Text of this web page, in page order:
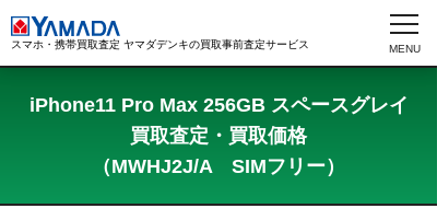
スマホ・携帯買取査定 ヤマダデンキの買取事前査定サービス
iPhone11 Pro Max 256GB スペースグレイ
買取査定・買取価格
（MWHJ2J/A SIMフリー）